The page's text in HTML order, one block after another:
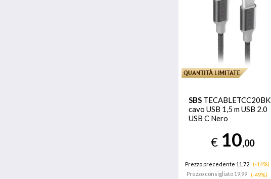
SBS TECABLETCC20BK
cavo USB 1,5 m USB 2.0
USB C Nero
€ 10,00
Prezzo precedente 11,72
(-14%)
Prezzo consigliato 19,99 (-49%)